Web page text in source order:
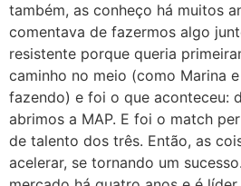
também, as conheço há muitos
comentava de fazermos algo
resistente porque queria
caminho no meio (como Marina
fazendo) e foi o que aconteceu:
abrimos a MAP. E foi o match
de talento dos três. Então, as
acelerar, se tornando um